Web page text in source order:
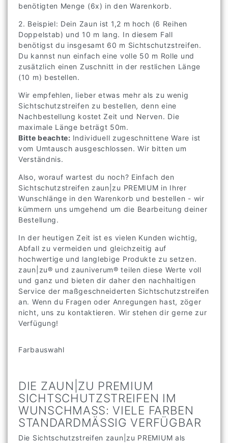
benötigten Menge (6x) in den Warenkorb.
2. Beispiel: Dein Zaun ist 1,2 m hoch (6 Reihen
Doppelstab) und 10 m lang. In diesem Fall
benötigst du insgesamt 60 m Sichtschutzstreifen.
Du kannst nun einfach eine volle 50 m Rolle und
zusätzlich einen Zuschnitt in der restlichen Länge
(10 m) bestellen.
Wir empfehlen, lieber etwas mehr als zu wenig
Sichtschutzstreifen zu bestellen, denn eine
Nachbestellung kostet Zeit und Nerven. Die
maximale Länge beträgt 50m.
Bitte beachte: Individuell zugeschnittene Ware ist
vom Umtausch ausgeschlossen. Wir bitten um
Verständnis.
Also, worauf wartest du noch? Einfach den
Sichtschutzstreifen zaun|zu PREMIUM in Ihrer
Wunschlänge in den Warenkorb und bestellen - wir
kümmern uns umgehend um die Bearbeitung deiner
Bestellung.
In der heutigen Zeit ist es vielen Kunden wichtig,
Abfall zu vermeiden und gleichzeitig auf
hochwertige und langlebige Produkte zu setzen.
zaun|zu® und zauniverum® teilen diese Werte voll
und ganz und bieten dir daher den nachhaltigen
Service der maßgeschneiderten Sichtschutzstreifen
an. Wenn du Fragen oder Anregungen hast, zöger
nicht, uns zu kontaktieren. Wir stehen dir gerne zur
Verfügung!
Farbauswahl
DIE ZAUN|ZU PREMIUM
SICHTSCHUTZSTREIFEN IM
WUNSCHMASS: VIELE FARBEN S
TANDARDMÄSSIG VERFÜGBAR
Die Sichtschutzstreifen zaun|zu PREMIUM als